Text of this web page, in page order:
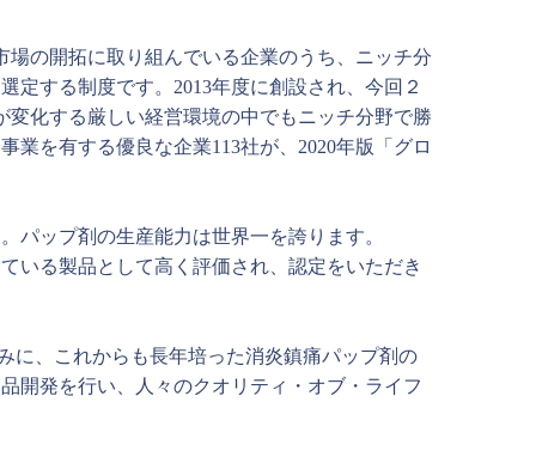
の開拓に取り組んでいる企業のうち、ニッチ分
定する制度です。2013年度に創設され、今回２
化する厳しい経営環境の中でもニッチ分野で勝
業を有する優良な企業113社が、2020年版「グロ
パップ剤の生産能力は世界一を誇ります。
いる製品として高く評価され、認定をいただき
に、これからも長年培った消炎鎮痛パップ剤の
開発を行い、人々のクオリティ・オブ・ライフ